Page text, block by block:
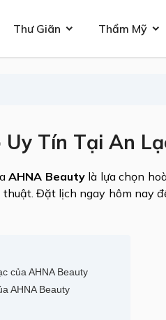
Thư Giãn Thẩm Mỹ
Uy Tín Tại An
AHNA Beautylà lựa chọn
Đặt lịch ngay hôm nay
của AHNA Beauty
AHNA Beauty